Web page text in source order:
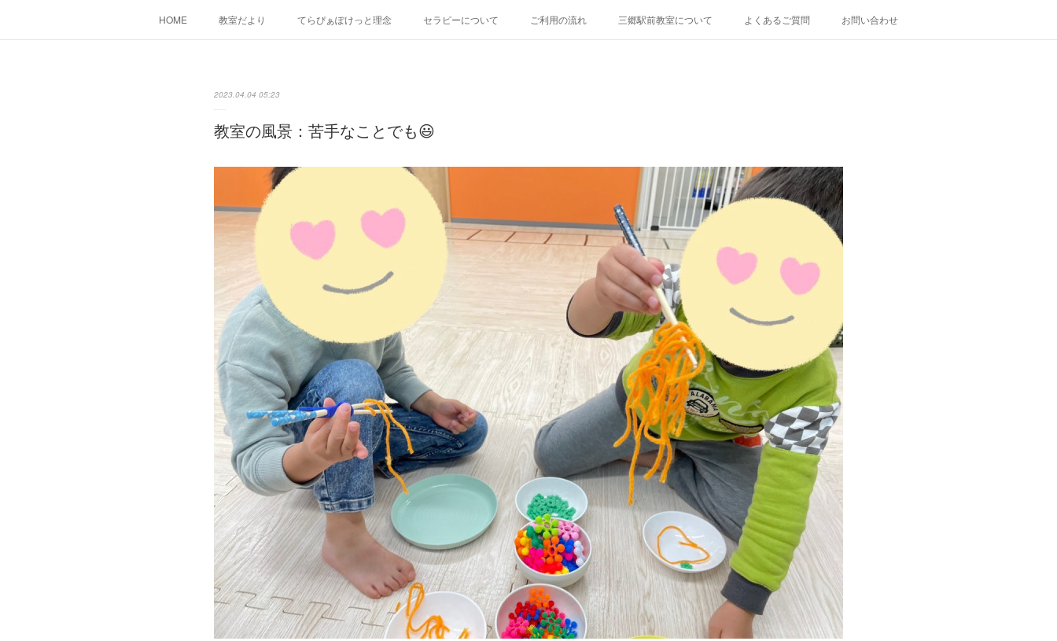
HOME 教室だより てらぴぁぽけっと理念 セラピーについて ご利用の流れ 三郷駅前教室について よくあるご質問 お問い合わせ
2023.04.04 05:23
教室の風景：苦手なことでも😃